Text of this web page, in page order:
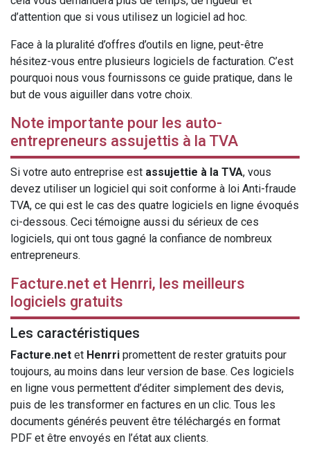
d’attention que si vous utilisez un logiciel ad hoc.
Face à la pluralité d’offres d’outils en ligne, peut-être
hésitez-vous entre plusieurs logiciels de facturation. C’est
pourquoi nous vous fournissons ce guide pratique, dans le
but de vous aiguiller dans votre choix.
Note importante pour les auto-
entrepreneurs assujettis à la TVA
Si votre auto entreprise est assujettie à la TVA, vous
devez utiliser un logiciel qui soit conforme à loi Anti-fraude
TVA, ce qui est le cas des quatre logiciels en ligne évoqués
ci-dessous. Ceci témoigne aussi du sérieux de ces
logiciels, qui ont tous gagné la confiance de nombreux
entrepreneurs.
Facture.net et Henrri, les meilleurs
logiciels gratuits
Les caractéristiques
Facture.net et Henrri promettent de rester gratuits pour
toujours, au moins dans leur version de base. Ces logiciels
en ligne vous permettent d’éditer simplement des devis,
puis de les transformer en factures en un clic. Tous les
documents générés peuvent être téléchargés en format
PDF et être envoyés en l’état aux clients.